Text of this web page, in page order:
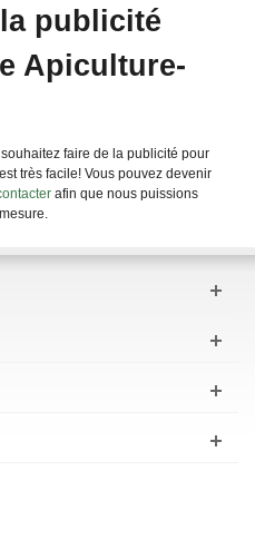
publicité
Apiculture-
faire de la publicité pour
très facile! Vous pouvez devenir
afin que nous puissions